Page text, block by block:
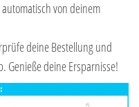
von deinem
deine Bestellung und
Genieße deine Ersparnisse!